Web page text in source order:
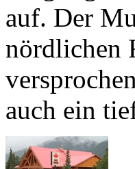
nördlichen
auch ein